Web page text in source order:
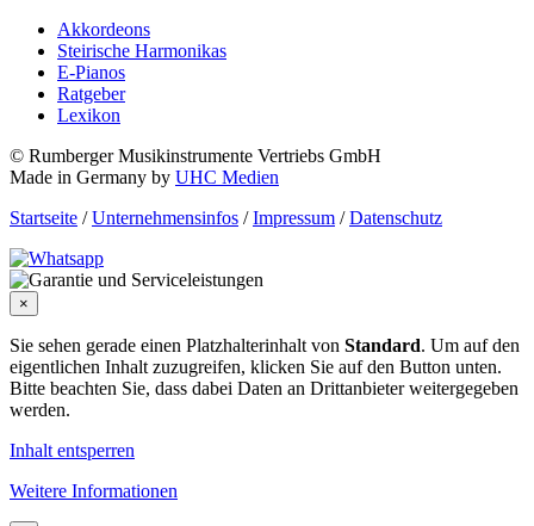
Akkordeons
Steirische Harmonikas
E-Pianos
Ratgeber
Lexikon
© Rumberger Musikinstrumente Vertriebs GmbH
Made in Germany by UHC Medien
Startseite / Unternehmensinfos / Impressum / Datenschutz
×
Sie sehen gerade einen Platzhalterinhalt von Standard. Um auf den
eigentlichen Inhalt zuzugreifen, klicken Sie auf den Button unten.
Bitte beachten Sie, dass dabei Daten an Drittanbieter weitergegeben
werden.
Inhalt entsperren
Weitere Informationen